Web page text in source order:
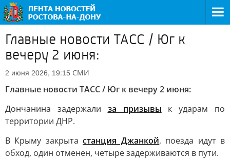
Главные новости ТАСС / Юг к
вечеру 2 июня:
2 июня 2026, 19:15 СМИ
Главные новости ТАСС / Юг к вечеру 2 июня:
Дончанина задержали за призывы к ударам по
территории ДНР.
В Крыму закрытастанция Джанкой, поезда идут в
обход, один отменен, четыре задерживаются в пути.